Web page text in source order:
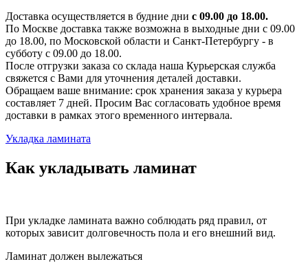
Доставка осуществляется в будние дни с 09.00 до 18.00.
По Москве доставка также возможна в выходные дни с 09.00
до 18.00, по Московской области и Санкт-Петербургу - в
субботу с 09.00 до 18.00.
После отгрузки заказа со склада наша Курьерская служба
свяжется с Вами для уточнения деталей доставки.
Обращаем ваше внимание: срок хранения заказа у курьера
составляет 7 дней. Просим Вас согласовать удобное время
доставки в рамках этого временного интервала.
Укладка ламината
Как укладывать ламинат
При укладке ламината важно соблюдать ряд правил, от
которых зависит долговечность пола и его внешний вид.
Ламинат должен вылежаться